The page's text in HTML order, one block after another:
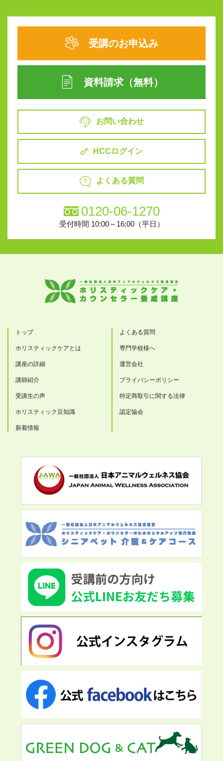
受講のお申込み
資料請求（無料）
お問い合わせ
HCCログイン
よくある質問
0120-06-1270
受付時間 10:00～16:00（平日）
トップ
ホリスティックケアとは
講座の詳細
講師紹介
受講生の声
ホリスティック豆知識
新着情報
よくある質問
専門学校様へ
運営会社
プライバシーポリシー
特定商取引に関する法律
認定協会